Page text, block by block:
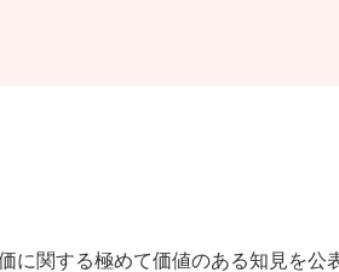
に関する極めて価値のある知見を公